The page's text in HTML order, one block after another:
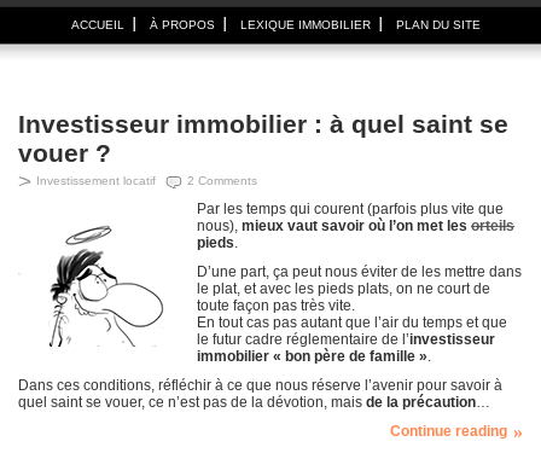
ACCUEIL À PROPOS LEXIQUE IMMOBILIER PLAN DU SITE
Investisseur immobilier : à quel saint se
vouer ?
Investissement locatif 2 Comments
Par les temps qui courent (parfois plus vite que
nous),mieux vaut savoir où l’on met lesorteils
pieds.
D’une part, ça peut nous éviter de les mettre dans
le plat, et avec les pieds plats, on ne court de
toute façon pas très vite.
En tout cas pas autant que l’air du temps et que
le futur cadre réglementaire de l’investisseur
immobilier « bon père de famille ».
Dans ces conditions, réfléchir à ce que nous réserve l’avenir pour savoir à
quel saint se vouer, ce n’est pas de la dévotion, mais de la précaution…
Continue reading